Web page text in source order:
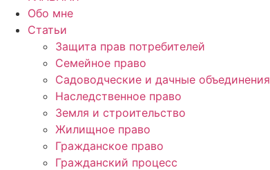
Обо мне
Статьи
Защита прав потребителей
Семейное право
Садоводческие и дачные объединения
Наследственное право
Земля и строительство
Жилищное право
Гражданское право
Гражданский процесс